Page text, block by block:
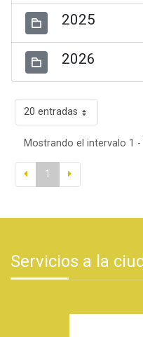
2025
2026
20 entradas
Mostrando el intervalo 1
1
Servicios a la